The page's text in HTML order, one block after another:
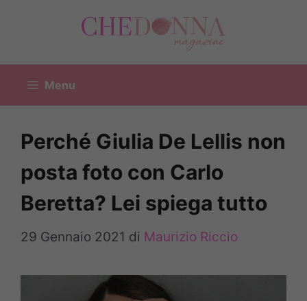
Menu
Perché Giulia De Lellis non
posta foto con Carlo
Beretta? Lei spiega tutto
29 Gennaio 2021 di Maurizio Riccio